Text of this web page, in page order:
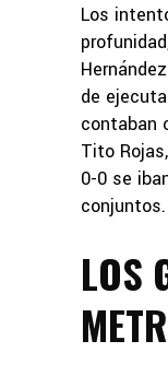
Los
de
contaban
Tito
0-0 se
conjuntos.
LOS